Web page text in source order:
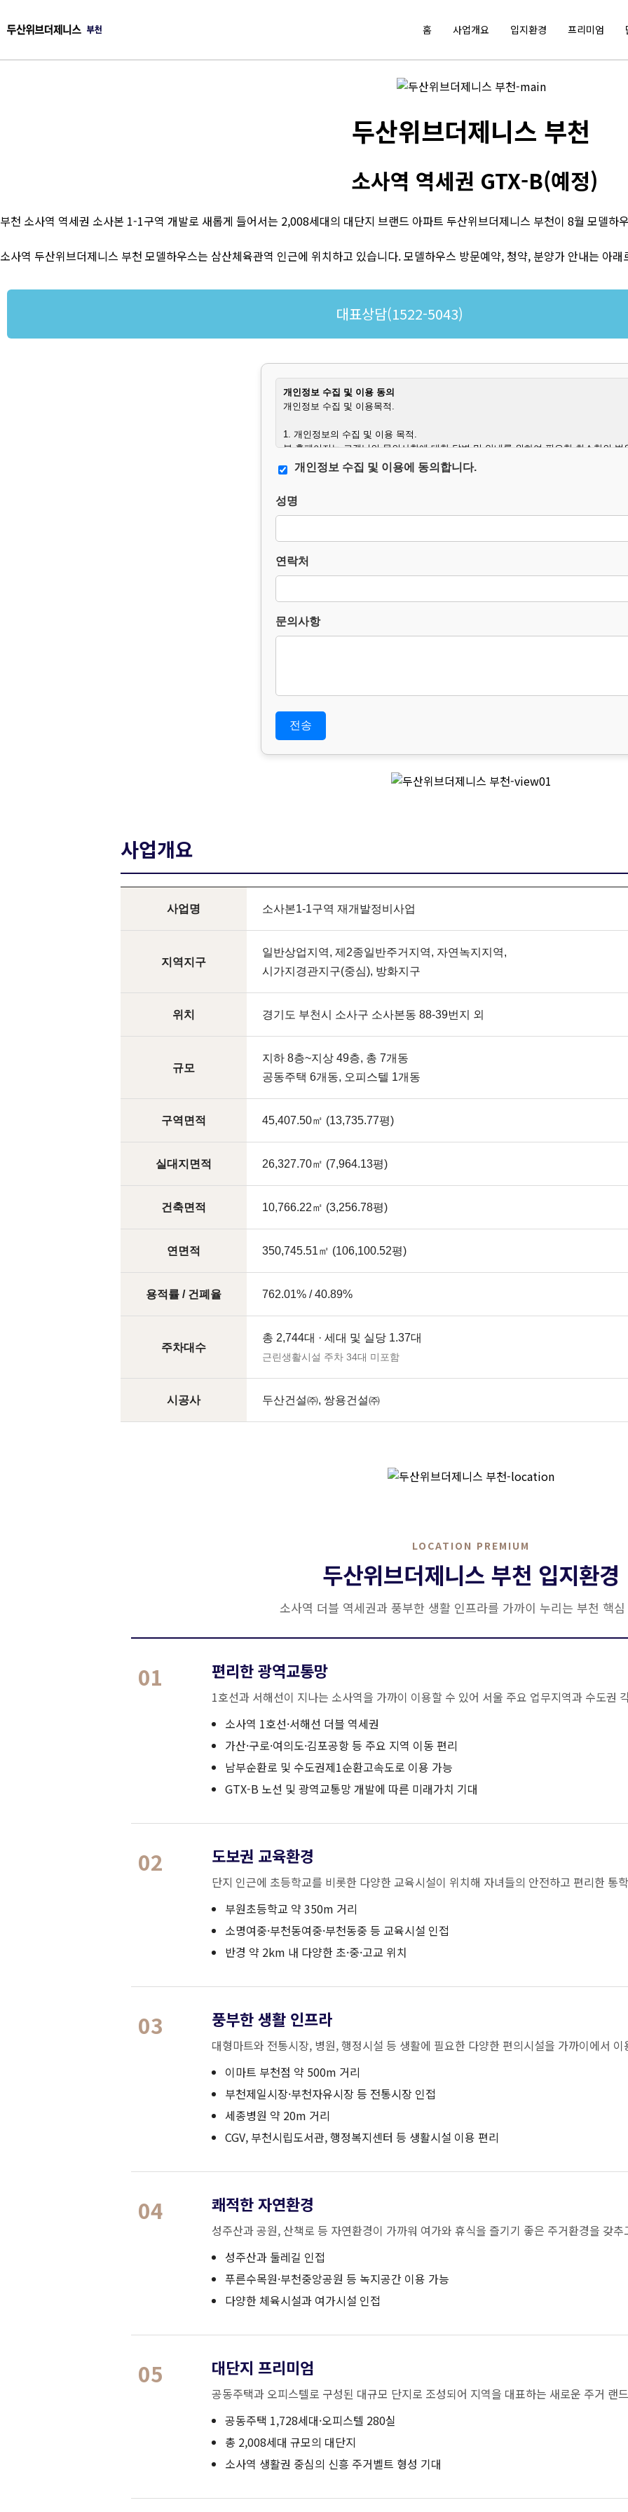
홈 사업개요 입지환경 프리미엄
두산위브더제니스 부천
소사역 역세권 GTX-B(예정)
부천 소사역 역세권 소사본 1-1구역 개발로 새롭게 들어서는 2,008세대의 대단지 브랜드 아파트 두산위브더제니스 부천이 8월 모델하
소사역 두산위브더제니스 부천 모델하우스는 삼산체육관역 인근에 위치하고 있습니다. 모델하우스 방문예약, 청약, 분양가 안내는 아
대표상담(1522-5043)
개인정보 수집 및 이용 동의
개인정보 수집 및 이용목적.
1. 개인정보의 수집 및 이용 목적.
본 홈페이지는 고객님의 문의사항에 대한 답변 및 안내를 위하여 필요한 최소한의 범
서 개인정보를 수집하고 있습니다.
– 필수항목 : 이름, 연락처, 문의사항.
– 수집방법 : 웹사이트에 고객이 직접 입력.
본 홈페이지는 개인정보 수집 및 이용목적이 달성된 후에는 해당 정보를 지체 없이
다.
– 보존 항목 : 이름, 연락처, 문의사항.
– 보존 근거 : 소비자의 불만 또는 분쟁처리에 관한 기록.(전자상거래등에서의 소비자
관한 법률.)
개인정보 수집 및 이용에 동의합니다.
성명
연락처
문의사항
사업개요
사업명 소사본1-1구역 재개발정비사업
지역지구
일반상업지역, 제2종일반주거지역, 자연녹지지역,
시가지경관지구(중심), 방화지구
위치 경기도 부천시 소사구 소사본동 88-39번지 외
규모
지하 8층~지상 49층, 총 7개동
공동주택 6개동, 오피스텔 1개동
구역면적 45,407.50㎡ (13,735.77평)
실대지면적 26,327.70㎡ (7,964.13평)
건축면적 10,766.22㎡ (3,256.78평)
연면적 350,745.51㎡ (106,100.52평)
용적률 / 건폐율 762.01% / 40.89%
주차대수
총 2,744대 · 세대 및 실당 1.37대
근린생활시설 주차 34대 미포함
시공사 두산건설㈜, 쌍용건설㈜
LOCATION PREMIUM
두산위브더제니스 부천 입지환경
소사역 더블 역세권과 풍부한 생활 인프라를 가까이 누리는 부천 핵
01 편리한 광역교통망
1호선과 서해선이 지나는 소사역을 가까이 이용할 수 있어 서울 주요 업무지역과 수도권
소사역 1호선·서해선 더블 역세권
가산·구로·여의도·김포공항 등 주요 지역 이동 편리
남부순환로 및 수도권제1순환고속도로 이용 가능
GTX-B 노선 및 광역교통망 개발에 따른 미래가치 기대
02 도보권 교육환경
단지 인근에 초등학교를 비롯한 다양한 교육시설이 위치해 자녀들의 안전하고 편리한 통
부원초등학교 약 350m 거리
소명여중·부천동여중·부천동중 등 교육시설 인접
반경 약 2km 내 다양한 초·중·고교 위치
03 풍부한 생활 인프라
대형마트와 전통시장, 병원, 행정시설 등 생활에 필요한 다양한 편의시설을 가까이에서
이마트 부천점 약 500m 거리
부천제일시장·부천자유시장 등 전통시장 인접
세종병원 약 20m 거리
CGV, 부천시립도서관, 행정복지센터 등 생활시설 이용 편리
04 쾌적한 자연환경
성주산과 공원, 산책로 등 자연환경이 가까워 여가와 휴식을 즐기기 좋은 주거환경을 갖추
성주산과 둘레길 인접
푸른수목원·부천중앙공원 등 녹지공간 이용 가능
다양한 체육시설과 여가시설 인접
05 대단지 프리미엄
공동주택과 오피스텔로 구성된 대규모 단지로 조성되어 지역을 대표하는 새로운 주거 랜
공동주택 1,728세대·오피스텔 280실
총 2,008세대 규모의 대단지
소사역 생활권 중심의 신흥 주거벨트 형성 기대